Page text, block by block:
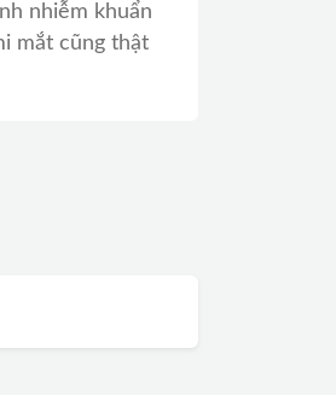
nhiễm khuẩn
mắt cũng thật